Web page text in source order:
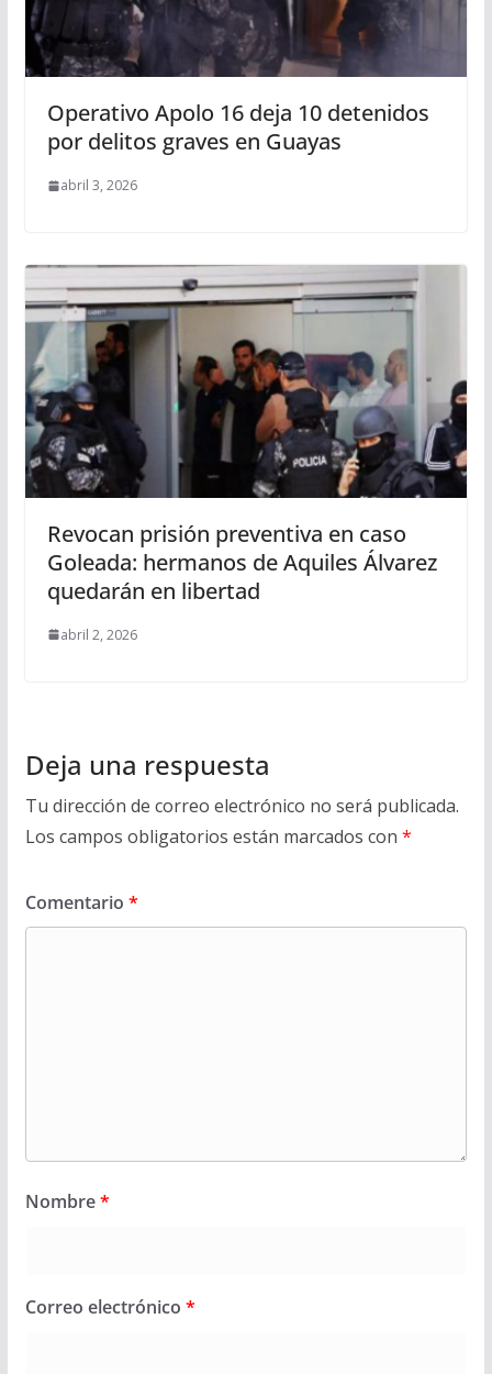
Operativo Apolo 16 deja 10 detenidos
por delitos graves en Guayas
abril 3, 2026
Revocan prisión preventiva en caso
Goleada: hermanos de Aquiles Álvarez
quedarán en libertad
abril 2, 2026
Deja una respuesta
Tu dirección de correo electrónico no será publicada.
Los campos obligatorios están marcados con *
Comentario *
Nombre*
Correo electrónico *